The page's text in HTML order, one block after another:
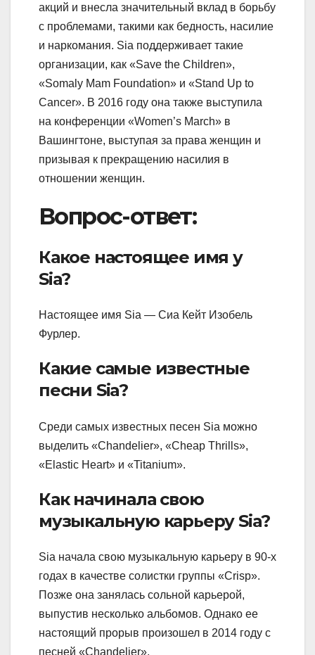
акций и внесла значительный вклад в борьбу
с проблемами, такими как бедность, насилие
и наркомания. Sia поддерживает такие
организации, как «Save the Children»,
«Somaly Mam Foundation» и «Stand Up to
Cancer». В 2016 году она также выступила
на конференции «Women’s March» в
Вашингтоне, выступая за права женщин и
призывая к прекращению насилия в
отношении женщин.
Вопрос-ответ:
Какое настоящее имя у
Sia?
Настоящее имя Sia — Сиа Кейт Изобель
Фурлер.
Какие самые известные
песни Sia?
Среди самых известных песен Sia можно
выделить «Chandelier», «Cheap Thrills»,
«Elastic Heart» и «Titanium».
Как начинала свою
музыкальную карьеру Sia?
Sia начала свою музыкальную карьеру в 90-х
годах в качестве солистки группы «Crisp».
Позже она занялась сольной карьерой,
выпустив несколько альбомов. Однако ее
настоящий прорыв произошел в 2014 году с
песней «Chandelier».